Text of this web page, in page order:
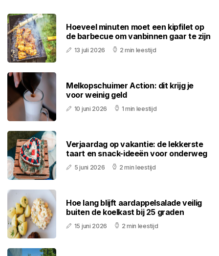
Hoeveel minuten moet een kipfilet op
de barbecue om vanbinnen gaar te zijn
13 juli 2026 2 min leestijd
Melkopschuimer Action: dit krijg je
voor weinig geld
10 juni 2026 1 min leestijd
Verjaardag op vakantie: de lekkerste
taart en snack-ideeën voor onderweg
5 juni 2026 2 min leestijd
Hoe lang blijft aardappelsalade veilig
buiten de koelkast bij 25 graden
15 juni 2026 2 min leestijd